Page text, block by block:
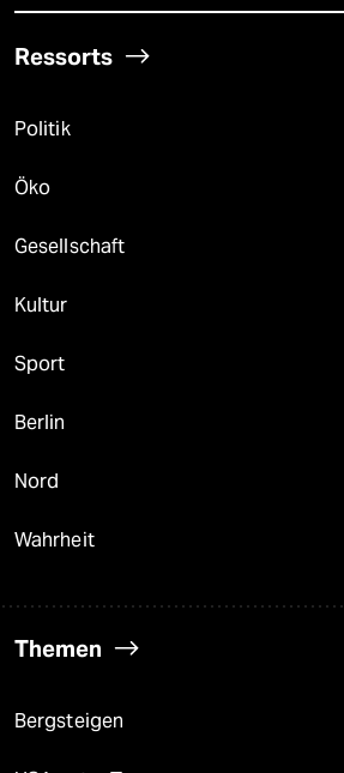
Ressorts
Politik
Öko
Gesellschaft
Kultur
Sport
Berlin
Nord
Wahrheit
Themen
Bergsteigen